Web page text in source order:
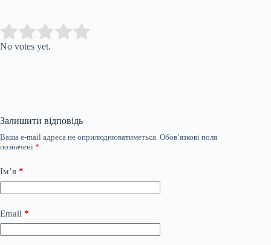
Rate this item:
No votes yet.
Залишити відповідь
Ваша e-mail адреса не оприлюднюватиметься. Обов’язкові поля
позначені *
Ім’я *
Email *